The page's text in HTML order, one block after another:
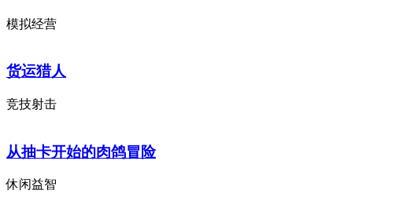
模拟经营
货运猎人
竞技射击
从抽卡开始的肉鸽冒险
休闲益智